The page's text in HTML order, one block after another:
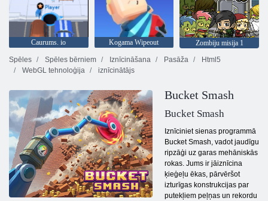
Caurums. io Kogama Wipeout
Zombiju misija 1
Spēles
Spēles bērniem Iznīcināšana Pasāža
Html5
WebGL tehnoloģija
iznīcinātājs
Bucket Smash
Bucket Smash
Iznīciniet sienas programmā
Bucket Smash, vadot jaudīgu
ripzāģi uz garas mehāniskās
rokas. Jums ir jāiznīcina
ķieģeļu ēkas, pārvēršot
izturīgas konstrukcijas par
putekļiem peļņas un rekordu